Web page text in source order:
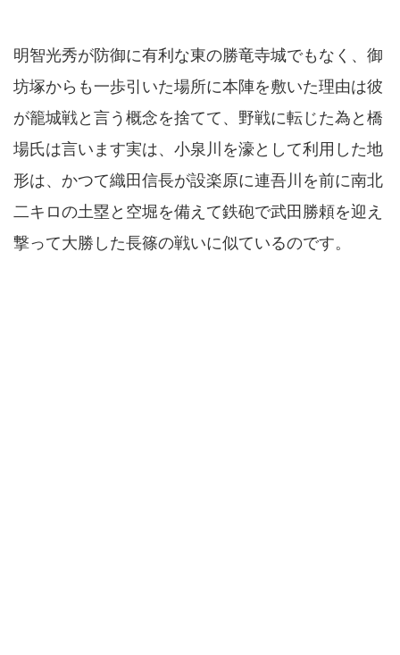
明智光秀が防御に有利な東の勝竜寺城でもなく、御
坊塚からも一歩引いた場所に本陣を敷いた理由は彼
が籠城戦と言う概念を捨てて、野戦に転じた為と橋
場氏は言います実は、小泉川を濠として利用した地
形は、かつて織田信長が設楽原に連吾川を前に南北
二キロの土塁と空堀を備えて鉄砲で武田勝頼を迎え
撃って大勝した長篠の戦いに似ているのです。